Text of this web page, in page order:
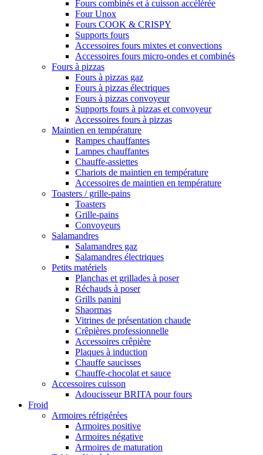
Fours combinés et à cuisson accélérée
Four Unox
Fours COOK & CRISPY
Supports fours
Accessoires fours mixtes et convections
Accessoires fours micro-ondes et combinés
Fours à pizzas
Fours à pizzas gaz
Fours à pizzas électriques
Fours à pizzas convoyeur
Supports fours à pizzas et convoyeur
Accessoires fours à pizzas
Maintien en température
Rampes chauffantes
Lampes chauffantes
Chauffe-assiettes
Chariots de maintien en température
Accessoires de maintien en température
Toasters / grille-pains
Toasters
Grille-pains
Convoyeurs
Salamandres
Salamandres gaz
Salamandres électriques
Petits matériels
Planchas et grillades à poser
Réchauds à poser
Grills panini
Shaormas
Vitrines de présentation chaude
Crêpières professionnelle
Accessoires crêpière
Plaques à induction
Chauffe saucisses
Chauffe-chocolat et sauce
Accessoires cuisson
Adoucisseur BRITA pour fours
Froid
Armoires réfrigérées
Armoires positive
Armoires négative
Armoires de maturation